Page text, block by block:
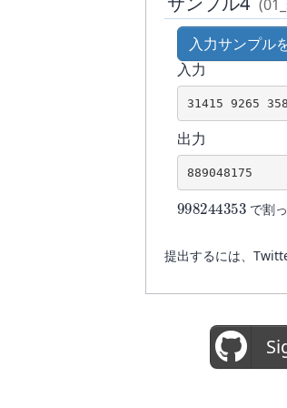
入力サンプル
入力
31415 9265
出力
889048175
998244353
で割
提出するには、